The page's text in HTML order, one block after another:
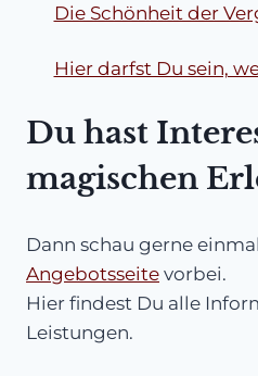
Die Schönheit der
Hier darfst Du sein,
Du hast
magischen
Dann schau gerne
Angebotsseite vorbei.
Hier findest Du alle
Leistungen.